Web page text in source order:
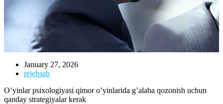
January 27, 2026
rejebsab
O’yinlar psixologiyasi qimor o’yinlarida g’alaba qozonish uchun
qanday strategiyalar kerak